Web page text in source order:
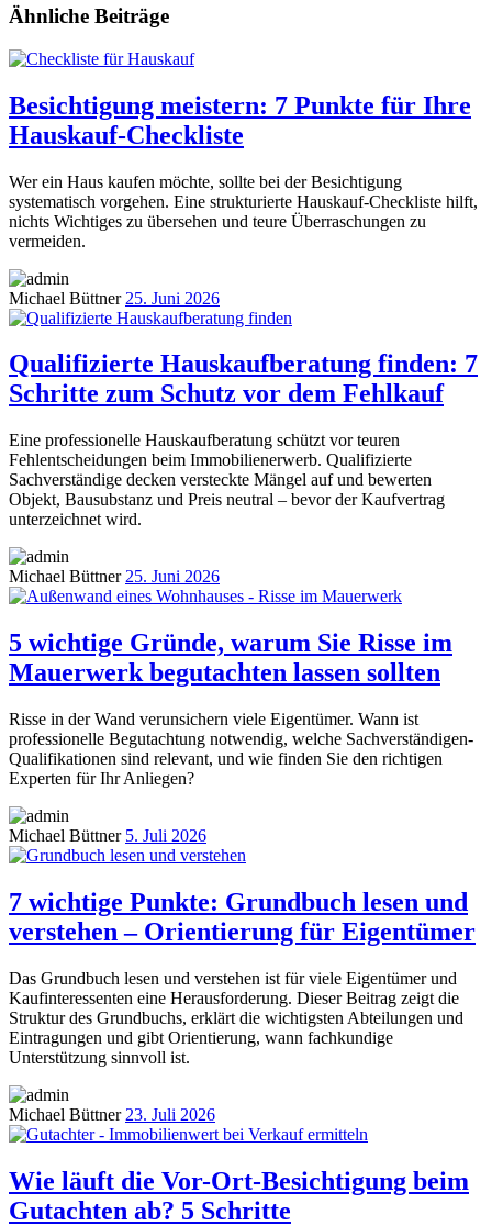
Ähnliche Beiträge
Besichtigung meistern: 7 Punkte für Ihre
Hauskauf-Checkliste
Wer ein Haus kaufen möchte, sollte bei der Besichtigung
systematisch vorgehen. Eine strukturierte Hauskauf-Checkliste hilft,
nichts Wichtiges zu übersehen und teure Überraschungen zu
vermeiden.
Michael Büttner 25. Juni 2026
Qualifizierte Hauskaufberatung finden: 7
Schritte zum Schutz vor dem Fehlkauf
Eine professionelle Hauskaufberatung schützt vor teuren
Fehlentscheidungen beim Immobilienerwerb. Qualifizierte
Sachverständige decken versteckte Mängel auf und bewerten
Objekt, Bausubstanz und Preis neutral – bevor der Kaufvertrag
unterzeichnet wird.
Michael Büttner 25. Juni 2026
5 wichtige Gründe, warum Sie Risse im
Mauerwerk begutachten lassen sollten
Risse in der Wand verunsichern viele Eigentümer. Wann ist
professionelle Begutachtung notwendig, welche Sachverständigen-
Qualifikationen sind relevant, und wie finden Sie den richtigen
Experten für Ihr Anliegen?
Michael Büttner 5. Juli 2026
7 wichtige Punkte: Grundbuch lesen und
verstehen – Orientierung für Eigentümer
Das Grundbuch lesen und verstehen ist für viele Eigentümer und
Kaufinteressenten eine Herausforderung. Dieser Beitrag zeigt die
Struktur des Grundbuchs, erklärt die wichtigsten Abteilungen und
Eintragungen und gibt Orientierung, wann fachkundige
Unterstützung sinnvoll ist.
Michael Büttner 23. Juli 2026
Wie läuft die Vor-Ort-Besichtigung beim
Gutachten ab? 5 Schritte